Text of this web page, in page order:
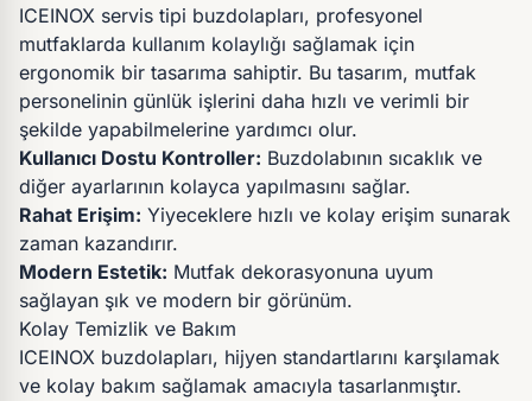
ICEINOX servis tipi buzdolapları, profesyonel
mutfaklarda kullanım kolaylığı sağlamak için
ergonomik bir tasarıma sahiptir. Bu tasarım, mutfak
personelinin günlük işlerini daha hızlı ve verimli bir
şekilde yapabilmelerine yardımcı olur.
Kullanıcı Dostu Kontroller: Buzdolabının sıcaklık ve
diğer ayarlarının kolayca yapılmasını sağlar.
Rahat Erişim: Yiyeceklere hızlı ve kolay erişim sunarak
zaman kazandırır.
Modern Estetik: Mutfak dekorasyonuna uyum
sağlayan şık ve modern bir görünüm.
Kolay Temizlik ve Bakım
ICEINOX buzdolapları, hijyen standartlarını karşılamak
ve kolay bakım sağlamak amacıyla tasarlanmıştır.